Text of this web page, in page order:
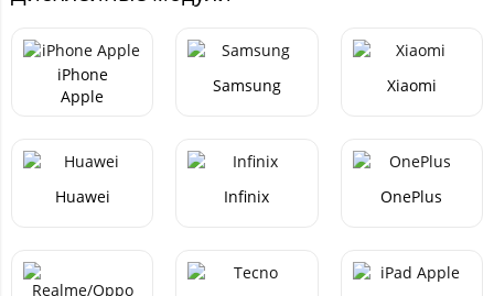
iPhone
Apple
Samsung Xiaomi
Huawei Infinix OnePlus